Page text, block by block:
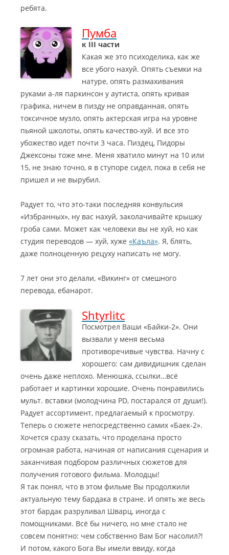
ребята.
Пумба
к III части
Какая же это психоделика, как же
все убого нахуй. Опять съемки на
натуре, опять размахивания
руками а-ля паркинсон у аутиста, опять кривая
графика, ничем в пизду не оправданная, опять
токсичное музло, опять актерская игра на уровне
пьяной школоты, опять качество-хуй. И все это
убожество идет почти 3 часа. Пиздец, Пидоры
Джексоны тоже мне. Меня хватило минут на 10 или
15, не знаю точно, я в ступоре сидел, пока в себя не
пришел и не вырубил.
Радует то, что это-таки последняя конвульсия
«Избранных», ну вас нахуй, заколачивайте крышку
гроба сами. Может как человеки вы не хуй, но как
студия переводов — хуй, хуже «Каъла». Я, блять,
даже полноценную рецуху написать не могу.
7 лет они это делали, «Викинг» от смешного
перевода, ебанарот.
Shtyrlitc
Посмотрел Ваши «Байки-2». Они
вызвали у меня весьма
противоречивые чувства. Начну с
хорошего: сам дивидишник сделан
очень даже неплохо. Менюшка, ссылки…всё
работает и картинки хорошие. Очень понравились
мульт. вставки (молодчина PD, постарался от души!).
Радует ассортимент, предлагаемый к просмотру.
Теперь о сюжете непосредственно самих «Баек-2».
Хочется сразу сказать, что проделана просто
огромная работа, начиная от написания сценария и
заканчивая подбором различных сюжетов для
получения готового фильма. Молодцы!
Я так понял, что в этом фильме Вы продолжили
актуальную тему бардака в стране. И опять же весь
этот бардак разруливал Шварц, иногда с
помощниками. Всё бы ничего, но мне стало не
совсем понятно: чем собственно Вам Бог насолил?!
И потом, какого Бога Вы имели ввиду, когда